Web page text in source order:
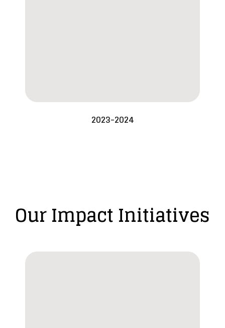
2023-2024
Our Impact Initiatives